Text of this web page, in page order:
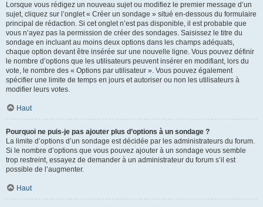
Lorsque vous rédigez un nouveau sujet ou modifiez le premier message d’un
sujet, cliquez sur l’onglet « Créer un sondage » situé en-dessous du formulaire
principal de rédaction. Si cet onglet n’est pas disponible, il est probable que
vous n’ayez pas la permission de créer des sondages. Saisissez le titre du
sondage en incluant au moins deux options dans les champs adéquats,
chaque option devant être insérée sur une nouvelle ligne. Vous pouvez définir
le nombre d’options que les utilisateurs peuvent insérer en modifiant, lors du
vote, le nombre des « Options par utilisateur ». Vous pouvez également
spécifier une limite de temps en jours et autoriser ou non les utilisateurs à
modifier leurs votes.
Haut
Pourquoi ne puis-je pas ajouter plus d’options à un sondage ?
La limite d’options d’un sondage est décidée par les administrateurs du forum.
Si le nombre d’options que vous pouvez ajouter à un sondage vous semble
trop restreint, essayez de demander à un administrateur du forum s’il est
possible de l’augmenter.
Haut